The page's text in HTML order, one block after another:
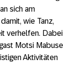
sich am
wie Tanz,
verhelfen. Dabei
Motsi Mabuse
Aktivitäten